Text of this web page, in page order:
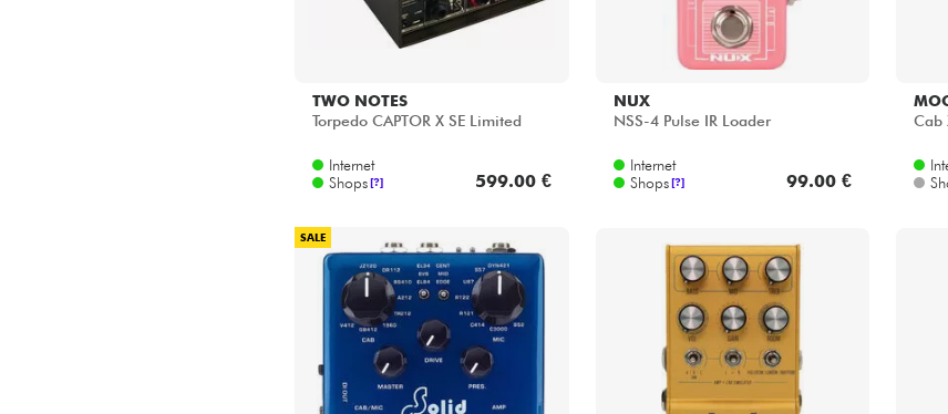
TWO NOTES
Torpedo CAPTOR X SE Limited
Internet
Shops [?] 599.00 €
NUX
NSS-4 Pulse IR Loader
Internet
Shops [?] 99.00 €
Cab
SALE